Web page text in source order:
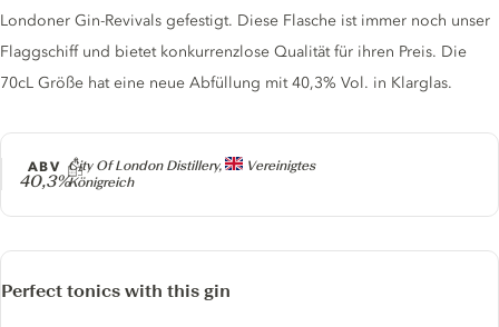
Producer
City Of London Distillery,
Vereinigtes
Königreich
ABV
40,3%
Londoner Gin-Revivals gefestigt. Diese Flasche ist immer noch unser
Flaggschiff und bietet konkurrenzlose Qualität für ihren Preis. Die
70cL Größe hat eine neue Abfüllung mit 40,3% Vol. in Klarglas.
Perfect tonics with this gin